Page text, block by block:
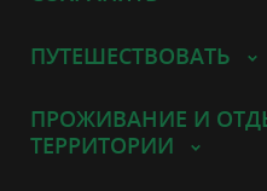
ПУТЕШЕСТВОВАТЬ
ПРОЖИВАНИЕ И
ТЕРРИТОРИИ